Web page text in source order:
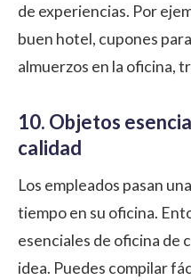
de experiencias. Por
buen hotel, cupones
almuerzos en la oficina,
10. Objetos
calidad
Los empleados pasan
tiempo en su oficina.
esenciales de oficina de
idea. Puedes compilar